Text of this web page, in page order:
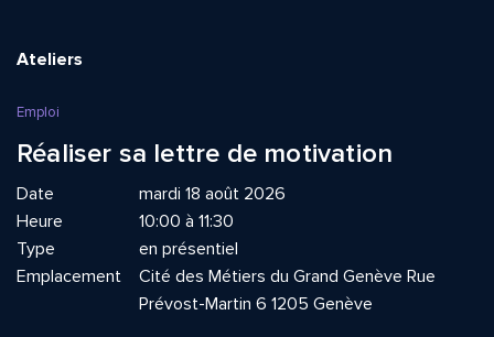
Ateliers
Emploi
Réaliser sa lettre de motivation
Date
mardi 18 août 2026
Heure
10:00 à 11:30
Type
en présentiel
Emplacement
Cité des Métiers du Grand Genève Rue
Prévost-Martin 6 1205 Genève